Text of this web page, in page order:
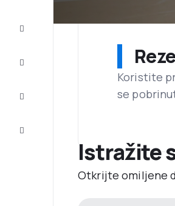
Koristite
se
Istražite
Otkrijte omiljene